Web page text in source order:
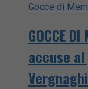
Gocce di
GOCCE
accuse
Vergnaghi